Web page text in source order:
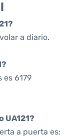
a diario.
6179
UA121?
a puerta es: